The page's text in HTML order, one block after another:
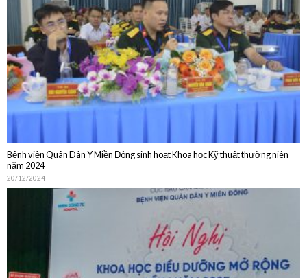
Bệnh viện Quân Dân Y Miền Đông sinh hoạt Khoa học Kỹ thuật lần I năm 2025
01/04/2025
Bệnh viện Quân Dân Y Miền Đông sinh hoạt Khoa học Kỹ thuật thường niên
20/12/2024